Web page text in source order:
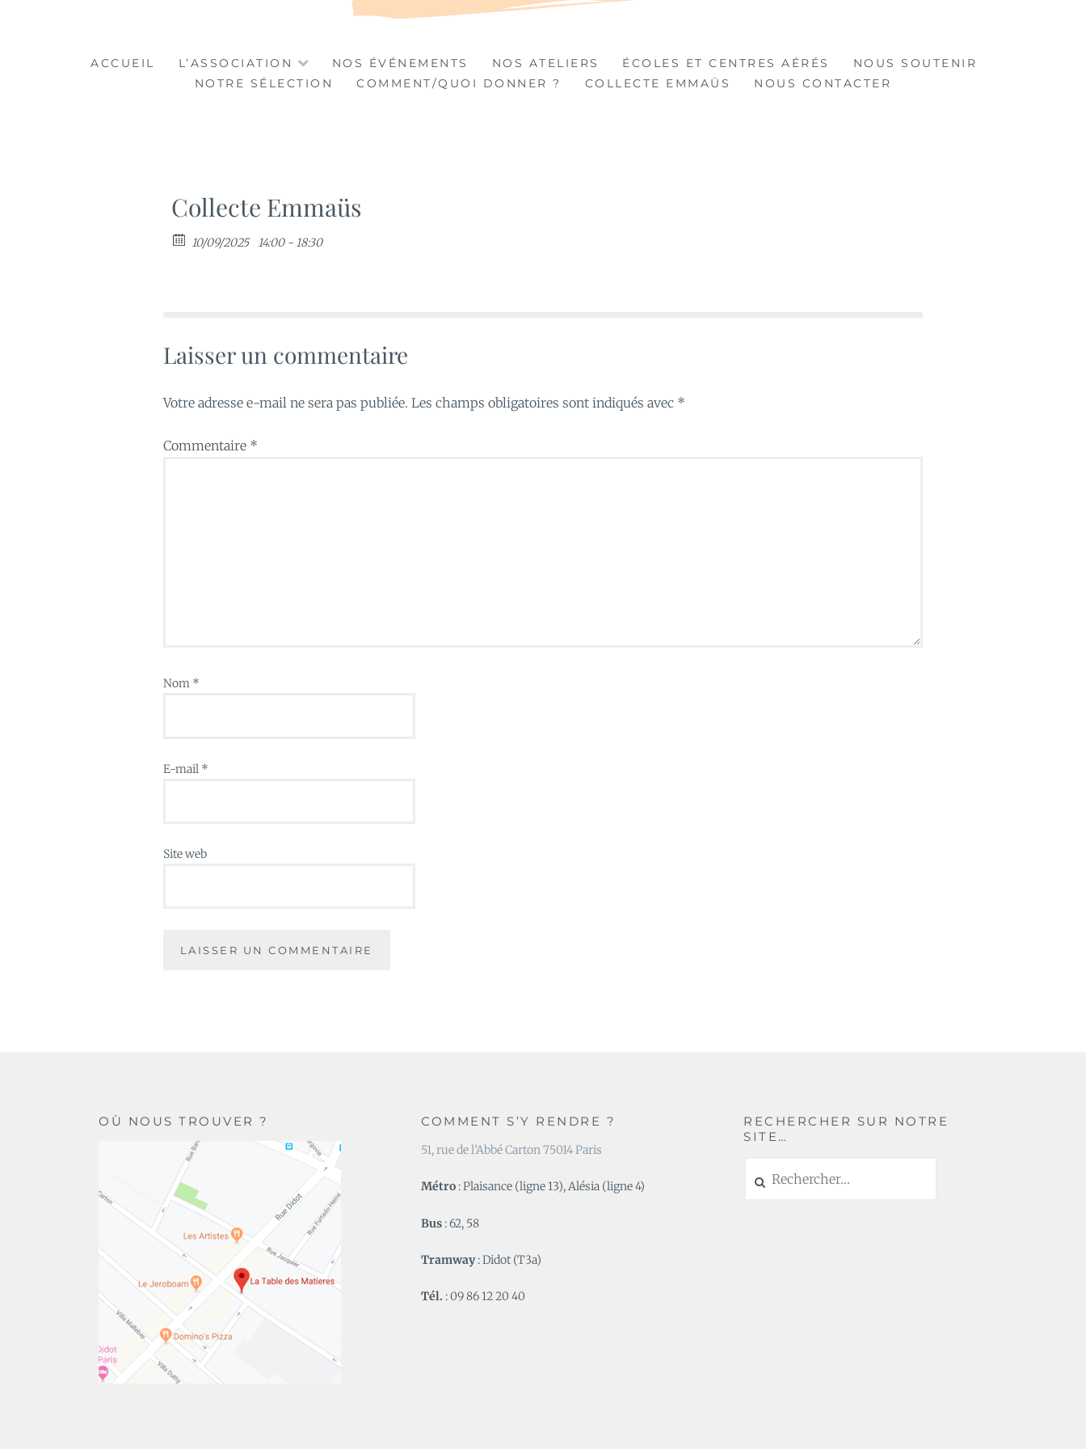
LA TABLE DES MATIÈRES
ACCUEIL L’ASSOCIATION NOS ÉVÉNEMENTS NOS ATELIERS ÉCOLES ET CENTRES AÉRÉS
NOUS SOUTENIR
NOTRE SÉLECTION
COMMENT/QUOI DONNER ? COLLECTE EMMAÜS NOUS CONTACTER
Collecte Emmaüs
10/09/2025 14:00 - 18:30
Laisser un commentaire
Votre adresse e-mail ne sera pas publiée. Les champs obligatoires sont indiqués avec *
Commentaire *
Nom *
E-mail *
Site web
OÙ NOUS TROUVER ? COMMENT S’Y RENDRE ?
51, rue de l’Abbé Carton 75014 Paris
Métro : Plaisance (ligne 13), Alésia (ligne 4)
Bus : 62, 58
Tramway: Didot (T3a)
Tél. : 09 86 12 20 40
RECHERCHER SUR NOTRE
SITE…